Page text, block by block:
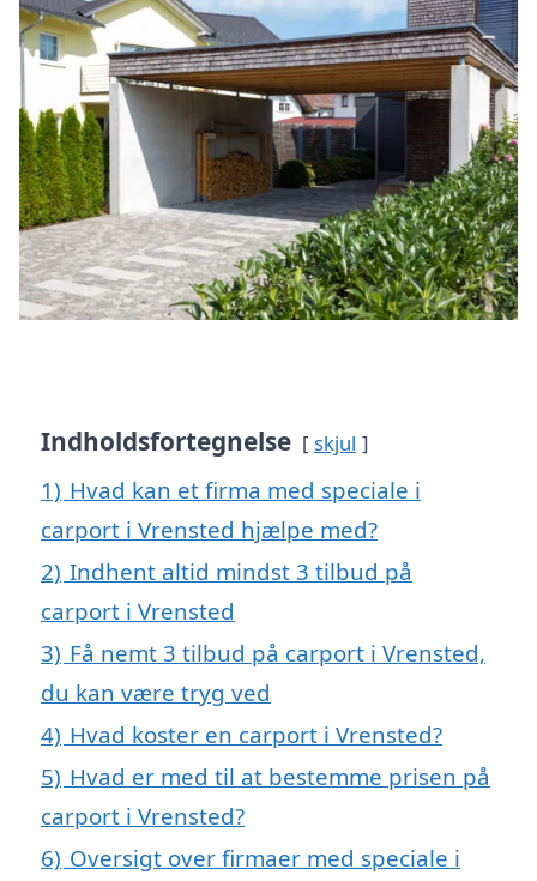
Indholdsfortegnelse skjul
1) Hvad kan et firma med speciale i
carport i Vrensted hjælpe med?
2) Indhent altid mindst 3 tilbud på
carport i Vrensted
3) Få nemt 3 tilbud på carport i Vrensted,
du kan være tryg ved
4) Hvad koster en carport i Vrensted?
5) Hvad er med til at bestemme prisen på
carport i Vrensted?
6) Oversigt over firmaer med speciale i